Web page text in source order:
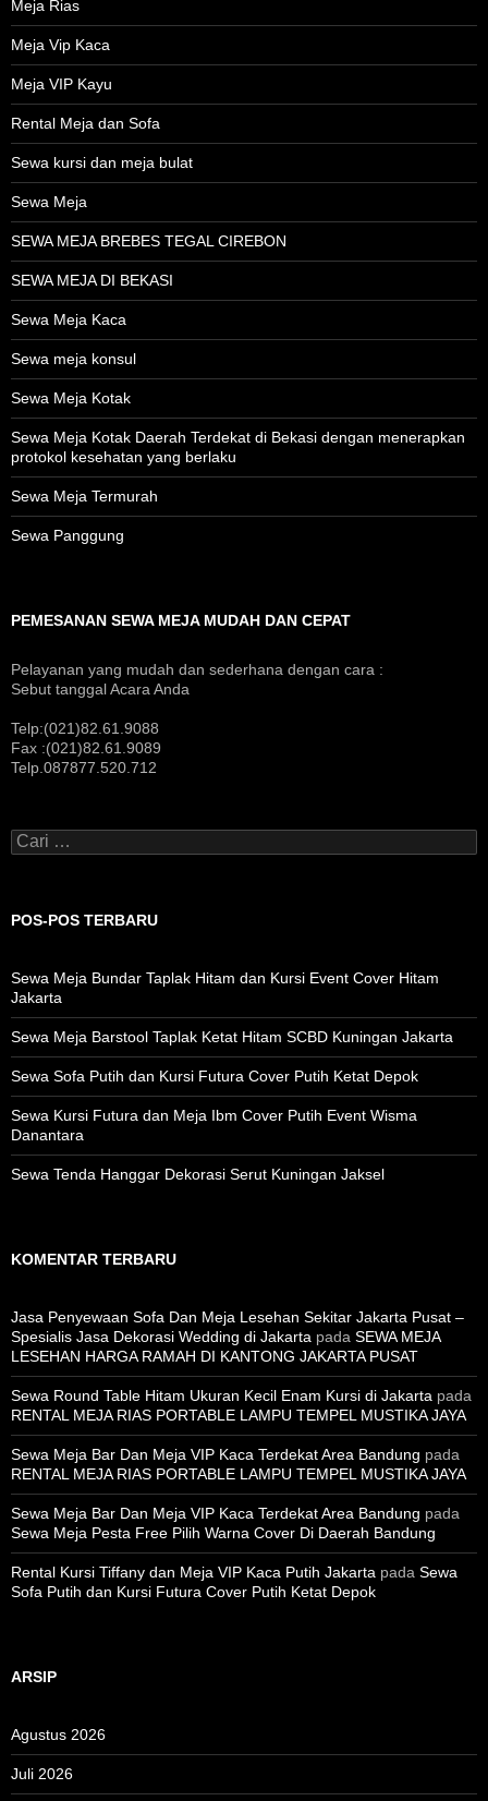
Meja Rias
Meja Vip Kaca
Meja VIP Kayu
Rental Meja dan Sofa
Sewa kursi dan meja bulat
Sewa Meja
SEWA MEJA BREBES TEGAL CIREBON
SEWA MEJA DI BEKASI
Sewa Meja Kaca
Sewa meja konsul
Sewa Meja Kotak
Sewa Meja Kotak Daerah Terdekat di Bekasi dengan menerapkan
protokol kesehatan yang berlaku
Sewa Meja Termurah
Sewa Panggung
PEMESANAN SEWA MEJA MUDAH DAN CEPAT
Pelayanan yang mudah dan sederhana dengan cara :
Sebut tanggal Acara Anda
Telp:(021)82.61.9088
Fax :(021)82.61.9089
Telp.087877.520.712
Cari
untuk:
POS-POS TERBARU
Sewa Meja Bundar Taplak Hitam dan Kursi Event Cover Hitam
Jakarta
Sewa Meja Barstool Taplak Ketat Hitam SCBD Kuningan Jakarta
Sewa Sofa Putih dan Kursi Futura Cover Putih Ketat Depok
Sewa Kursi Futura dan Meja Ibm Cover Putih Event Wisma
Danantara
Sewa Tenda Hanggar Dekorasi Serut Kuningan Jaksel
KOMENTAR TERBARU
Jasa Penyewaan Sofa Dan Meja Lesehan Sekitar Jakarta Pusat –
Spesialis Jasa Dekorasi Wedding di Jakarta pada SEWA MEJA
LESEHAN HARGA RAMAH DI KANTONG JAKARTA PUSAT
Sewa Round Table Hitam Ukuran Kecil Enam Kursi di Jakarta pada
RENTAL MEJA RIAS PORTABLE LAMPU TEMPEL MUSTIKA JAYA
Sewa Meja Bar Dan Meja VIP Kaca Terdekat Area Bandung pada
RENTAL MEJA RIAS PORTABLE LAMPU TEMPEL MUSTIKA JAYA
Sewa Meja Bar Dan Meja VIP Kaca Terdekat Area Bandung pada
Sewa Meja Pesta Free Pilih Warna Cover Di Daerah Bandung
Rental Kursi Tiffany dan Meja VIP Kaca Putih Jakarta pada Sewa
Sofa Putih dan Kursi Futura Cover Putih Ketat Depok
ARSIP
Agustus 2026
Juli 2026